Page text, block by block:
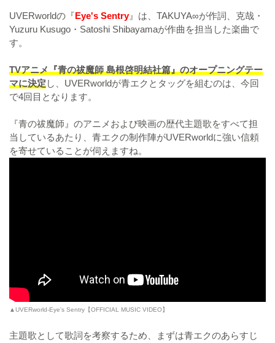
UVERworldの『Eye's Sentry』は、TAKUYA∞が作詞、克哉・
Yuzuru Kusugo・Satoshi Shibayamaが作曲を担当した楽曲で
す。
TVアニメ『青の祓魔師 島根啓明結社篇』のオープニングテー
マに決定し、UVERworldが青エクとタッグを組むのは、今回
で4回目となります。
『青の祓魔師』のアニメおよび映画の歴代主題歌をすべて担
当しているあたり、青エクの制作陣がUVERworldに強い信頼
を寄せていることが伺えますね。
▲UVERworld-Eye's Sentry【OFFICIAL MUSIC VIDEO】
主題歌として歌詞を考察するため、まずは青エクのあらすじ